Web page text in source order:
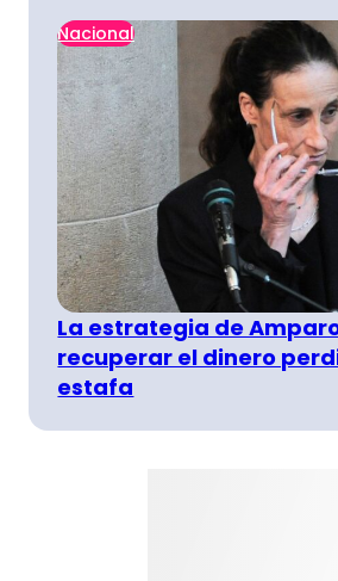
Nacional
La estrategia de
recuperar el dinero
estafa